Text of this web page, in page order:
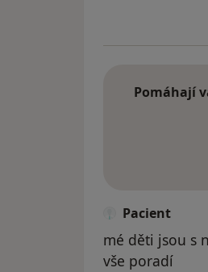
Pomáhají
Pacient
mé děti jsou s
vše poradí